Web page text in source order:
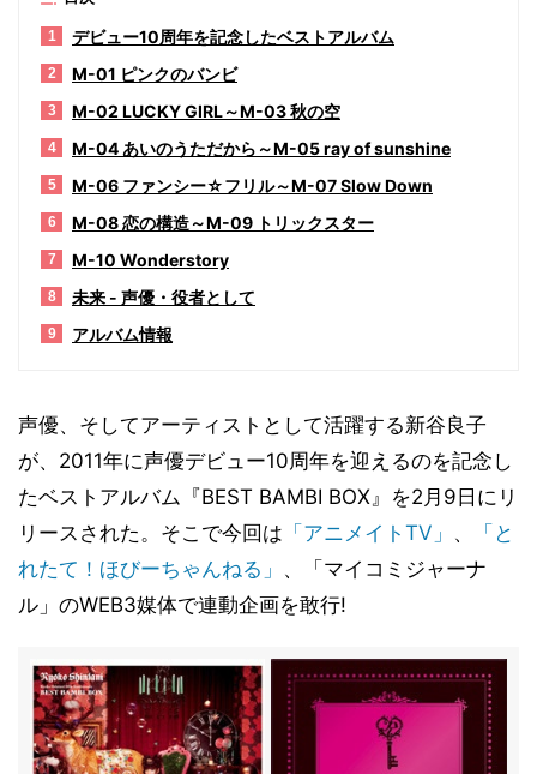
1 デビュー10周年を記念したベストアルバム
2 M-01 ピンクのバンビ
3 M-02 LUCKY GIRL～M-03 秋の空
4 M-04 あいのうただから～M-05 ray of sunshine
5 M-06 ファンシー☆フリル～M-07 Slow Down
6 M-08 恋の構造～M-09 トリックスター
7 M-10 Wonderstory
8 未来 - 声優・役者として
9 アルバム情報
声優、そしてアーティストとして活躍する新谷良子
が、2011年に声優デビュー10周年を迎えるのを記念し
たベストアルバム『BEST BAMBI BOX』を2月9日にリ
リースされた。そこで今回は 「アニメイトTV」 、
「と
れたて！ほびーちゃんねる」 、「マイコミジャーナ
ル」のWEB3媒体で連動企画を敢行!